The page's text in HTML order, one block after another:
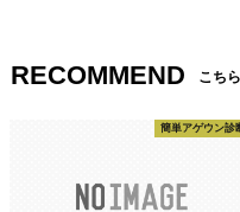
RECOMMEND こち
簡単アゲウン診